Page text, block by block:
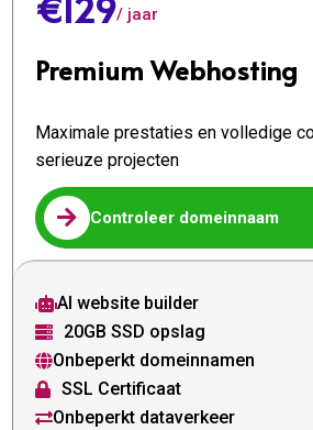
/ jaar
Premium Webhosting
Maximale prestaties en volledige
serieuze projecten
 Controleer domeinnaam
AI website builder
 20GB SSD opslag
Onbeperkt domeinnamen
 SSL Certificaat
Onbeperkt dataverkeer